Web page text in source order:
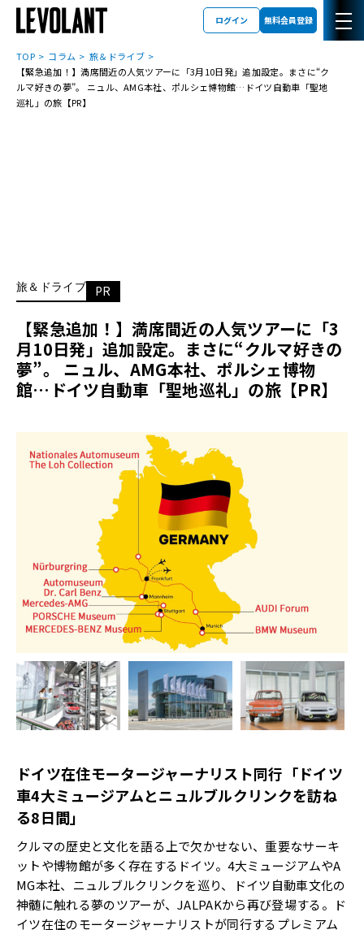
ログイン 無料会員登録
TOP コラム
旅＆ドライブ
【緊急追加！】満席間近の人気ツアーに「3月10日発」追加設定。まさに“ク
ルマ好きの夢”。 ニュル、AMG本社、ポルシェ博物館…ドイツ自動車「聖地
巡礼」の旅【PR】
旅＆ドライブ PR
【緊急追加！】満席間近の人気ツアーに「3
月10日発」追加設定。まさに“クルマ好きの
夢”。 ニュル、AMG本社、ポルシェ博物
館…ドイツ自動車「聖地巡礼」の旅【PR】
ドイツ在住モータージャーナリスト同行「ドイツ
車4大ミュージアムとニュルブルクリンクを訪ね
る8日間」
クルマの歴史と文化を語る上で欠かせない、重要なサーキ
ットや博物館が多く存在するドイツ。4大ミュージアムやA
MG本社、ニュルブルクリンクを巡り、ドイツ自動車文化の
神髄に触れる夢のツアーが、JALPAKから再び登場する。ド
イツ在住のモータージャーナリストが同行するプレミアム